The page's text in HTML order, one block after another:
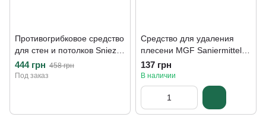
Противогрибковое средство
для стен и потолков Sniezka
PUMA, 5 л
444 грн 458 грн
Под заказ
Средство для удаления
плесени MGF Saniermittel,
0,5 л
137 грн
В наличии